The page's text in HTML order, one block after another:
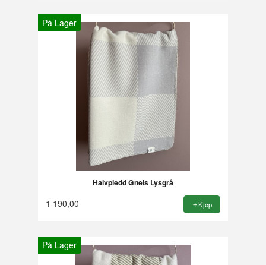
På Lager
Halvpledd Gneis Lysgrå
1 190,00 Kjøp
På Lager